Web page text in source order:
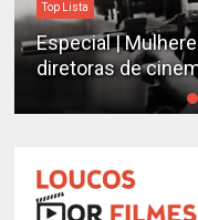
Top Lista
Especial |
diretoras de